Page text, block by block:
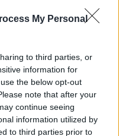
My Personal
to third parties, or
information for
the below opt-out
note that after your
continue seeing
information utilized by
to third parties prior to